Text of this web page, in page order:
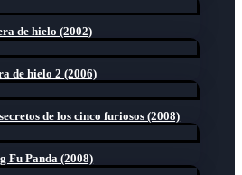
de hielo (2002)
de hielo 2 (2006)
de los cinco furiosos (2008)
Fu Panda (2008)